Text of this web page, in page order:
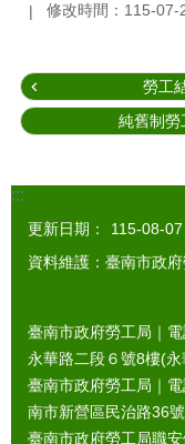
修改時間：115-07-
勞工
純舊制勞
:::
更新日期：
115-08-07
資料維護：臺南市政
臺南市政府勞工局｜
永華路二段６號8樓(
臺南市政府勞工局｜
南市新營區民治路36號
臺南市政府勞工局職